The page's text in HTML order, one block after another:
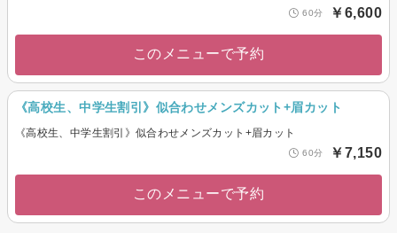
60分 ￥6,600
このメニューで予約
《高校生、中学生割引》似合わせメンズカット+眉カット
《高校生、中学生割引》似合わせメンズカット+眉カット
60分 ￥7,150
このメニューで予約